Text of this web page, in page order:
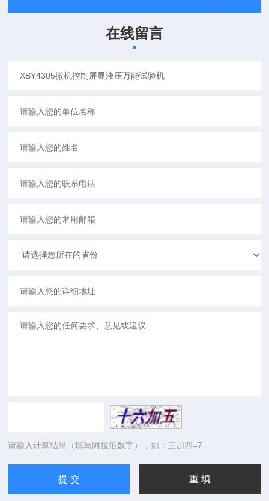
在线留言
请输入计算结果（填写阿拉伯数字），如：三加四=7